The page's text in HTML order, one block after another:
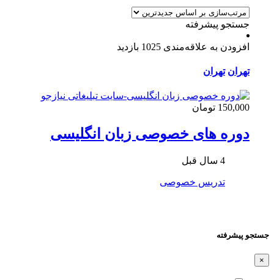
جستجو پیشرفته
افزودن به علاقه‌مندی 1025 بازدید
تهران تهران
150,000 تومان
دوره های خصوصی زبان انگلیسی
4 سال قبل
تدریس خصوصی
جستجو پیشرفته
×